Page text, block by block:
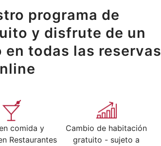
programa de
y disfrute de un
en todas las reservas
comida y
Restaurantes
Cambio de habitación
gratuito - sujeto a